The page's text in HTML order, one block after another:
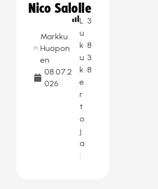
Nico Salolle
Markku
Huopon
en
08.07.2
026
L
u
k
u
k
e
r
t
o
j
a
:
3
8
3
8